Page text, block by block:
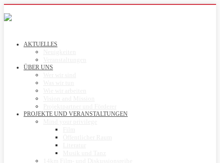
AKTUELLES
ÜBER UNS
PROJEKTE UND VERANSTALTUNGEN